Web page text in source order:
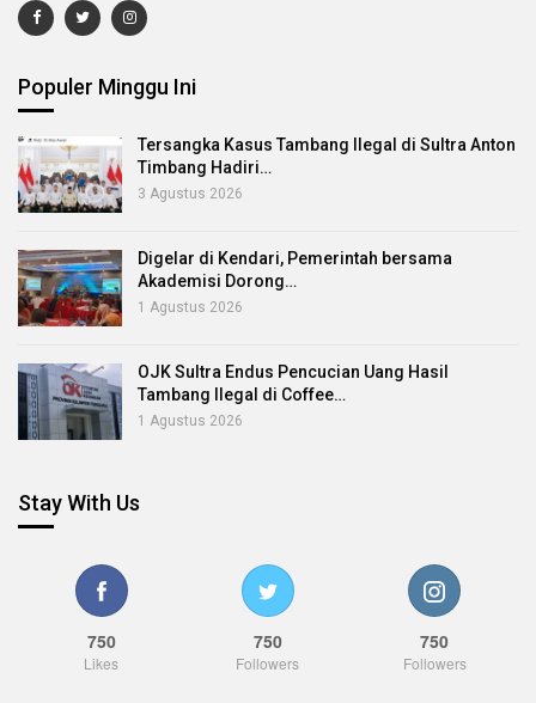
Populer Minggu Ini
Tersangka Kasus Tambang Ilegal di Sultra Anton
Timbang Hadiri…
3 Agustus 2026
Digelar di Kendari, Pemerintah bersama
Akademisi Dorong…
1 Agustus 2026
OJK Sultra Endus Pencucian Uang Hasil
Tambang Ilegal di Coffee…
1 Agustus 2026
Stay With Us
750
Likes
750
Followers
750
Followers